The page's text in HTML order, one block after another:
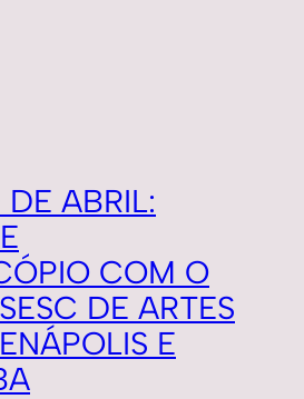
ABRIL:
COM O
DE ARTES
E